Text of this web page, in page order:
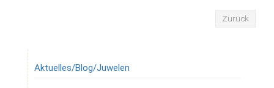
Zurück
Aktuelles/Blog/Juwelen